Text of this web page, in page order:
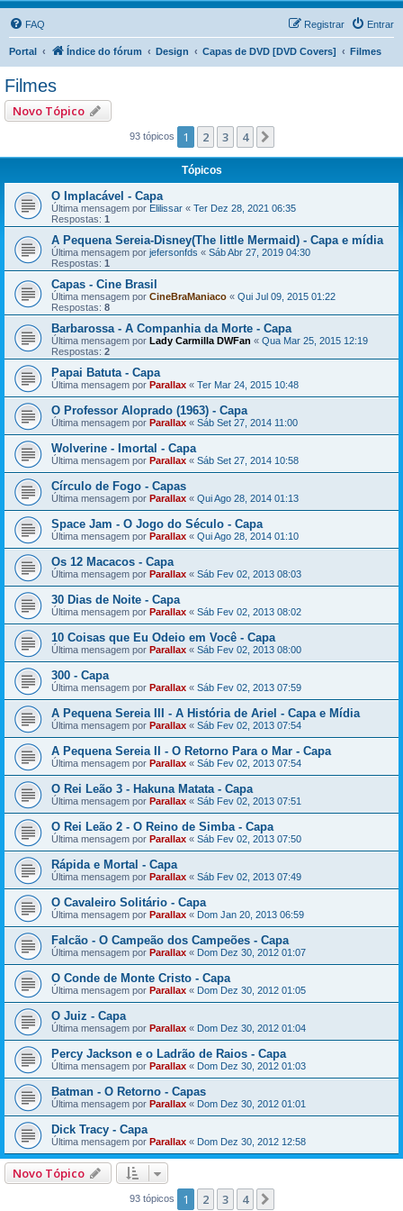
FAQ Entrar
Registrar
Portal Índice do fórum Design Capas de DVD [DVD Covers] Filmes
Filmes
Novo Tópico
93 tópicos 1 2 3 4
Tópicos
O Implacável - Capa
Última mensagem por Elilissar « Ter Dez 28, 2021 06:35
Respostas: 1
A Pequena Sereia-Disney(The little Mermaid) - Capa e mídia
Última mensagem por jefersonfds « Sáb Abr 27, 2019 04:30
Respostas: 1
Capas - Cine Brasil
Última mensagem por CineBraManiaco « Qui Jul 09, 2015 01:22
Respostas: 8
Barbarossa - A Companhia da Morte - Capa
Última mensagem por Lady Carmilla DWFan « Qua Mar 25, 2015 12:19
Respostas: 2
Papai Batuta - Capa
Última mensagem por Parallax « Ter Mar 24, 2015 10:48
O Professor Aloprado (1963) - Capa
Última mensagem por Parallax « Sáb Set 27, 2014 11:00
Wolverine - Imortal - Capa
Última mensagem por Parallax « Sáb Set 27, 2014 10:58
Círculo de Fogo - Capas
Última mensagem por Parallax « Qui Ago 28, 2014 01:13
Space Jam - O Jogo do Século - Capa
Última mensagem por Parallax « Qui Ago 28, 2014 01:10
Os 12 Macacos - Capa
Última mensagem por Parallax « Sáb Fev 02, 2013 08:03
30 Dias de Noite - Capa
Última mensagem por Parallax « Sáb Fev 02, 2013 08:02
10 Coisas que Eu Odeio em Você - Capa
Última mensagem por Parallax « Sáb Fev 02, 2013 08:00
300 - Capa
Última mensagem por Parallax « Sáb Fev 02, 2013 07:59
A Pequena Sereia III - A História de Ariel - Capa e Mídia
Última mensagem por Parallax « Sáb Fev 02, 2013 07:54
A Pequena Sereia II - O Retorno Para o Mar - Capa
Última mensagem por Parallax « Sáb Fev 02, 2013 07:54
O Rei Leão 3 - Hakuna Matata - Capa
Última mensagem por Parallax « Sáb Fev 02, 2013 07:51
O Rei Leão 2 - O Reino de Simba - Capa
Última mensagem por Parallax « Sáb Fev 02, 2013 07:50
Rápida e Mortal - Capa
Última mensagem por Parallax « Sáb Fev 02, 2013 07:49
O Cavaleiro Solitário - Capa
Última mensagem por Parallax « Dom Jan 20, 2013 06:59
Falcão - O Campeão dos Campeões - Capa
Última mensagem por Parallax « Dom Dez 30, 2012 01:07
O Conde de Monte Cristo - Capa
Última mensagem por Parallax « Dom Dez 30, 2012 01:05
O Juiz - Capa
Última mensagem por Parallax « Dom Dez 30, 2012 01:04
Percy Jackson e o Ladrão de Raios - Capa
Última mensagem por Parallax « Dom Dez 30, 2012 01:03
Batman - O Retorno - Capas
Última mensagem por Parallax « Dom Dez 30, 2012 01:01
Dick Tracy - Capa
Última mensagem por Parallax « Dom Dez 30, 2012 12:58
Novo Tópico
93 tópicos 1 2 3 4